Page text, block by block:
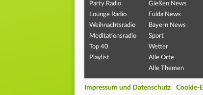
Party Radio
Lounge Radio
Weihnachtsradio
Meditationsradio
Top 40
Playlist
Gießen News
Fulda News
Bayern News
Sport
Wetter
Alle Orte
Alle Themen
Impressum und Datenschutz Cookie-